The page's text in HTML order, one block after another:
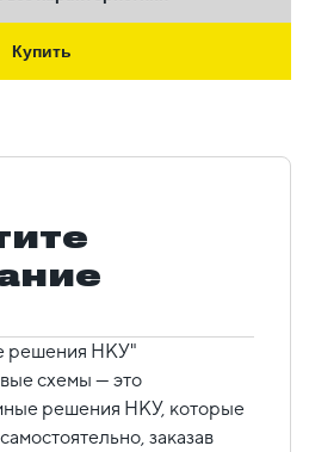
Купить
решения НКУ"
схемы — это
решения НКУ, которые
заказав